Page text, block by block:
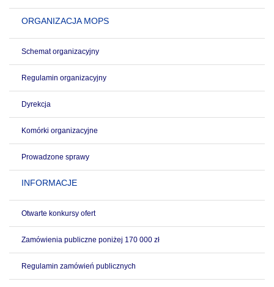
ORGANIZACJA MOPS
Schemat organizacyjny
Regulamin organizacyjny
Dyrekcja
Komórki organizacyjne
Prowadzone sprawy
INFORMACJE
Otwarte konkursy ofert
Zamówienia publiczne poniżej 170 000 zł
Regulamin zamówień publicznych